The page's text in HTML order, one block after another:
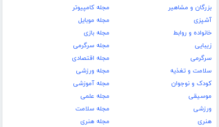
بزرگان و مشاهیر
آشپزی
خانواده و روابط
زیبایی
سرگرمی
سلامت و تغذیه
کودک و نوجوان
موسیقی
ورزشی
هنری
مجله کامپیوتر
مجله موبایل
مجله بازی
مجله سرگرمی
مجله اقتصادی
مجله ورزشی
مجله آموزشی
مجله علمی
مجله سلامت
مجله هنری